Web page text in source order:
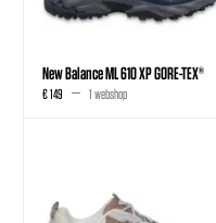
New Balance ML 610 XP GORE-TEX®
€ 149 1 webshop